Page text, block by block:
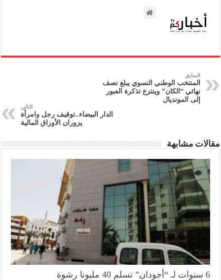
السابق
المنتخب الوطني النسوي يبلغ نصف
نهائي “الكان” وينتزع تذكرة العبور
إلى المونديال
التالي
الدار البيضاء..توقيف رجل وامرأة
يزوران الأوراق المالية
مقالات مشابهة
6 سنوات لـ “أجودان” تسلم 40 مليونا رشوة